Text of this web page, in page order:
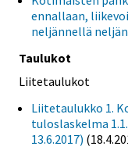
ennallaan,
neljännellä
Taulukot
Liitetaulukot
Liitetaulukko 1.
tuloslaskelma
13.6.2017)